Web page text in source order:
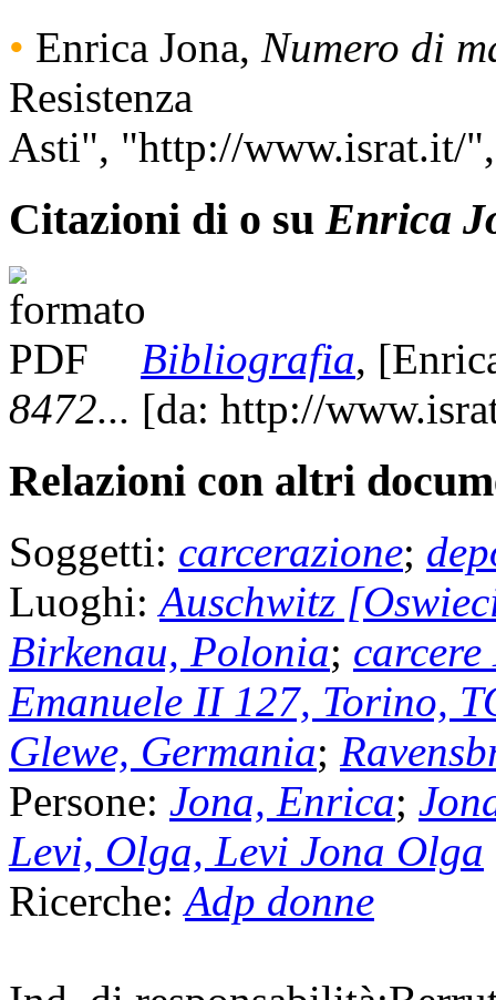
• Enrica Jona, Numero di
Resistenza
Asti", "http://www.israt.it/
Citazioni di o suEnrica
Bibliografia,
8472... [da: http://
Relazioni con altri
Soggetti: carcerazione;
Luoghi:Auschwitz
Birkenau, Polonia;
Emanuele II 127, Torino,
Glewe, Germania;
Persone: Jona, Enrica;
Levi, Olga, Levi Jona Olga
Ricerche:Adp donne